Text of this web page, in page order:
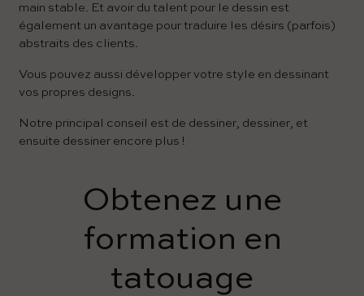
main stable. Et avoir du talent pour le dessin est
également un avantage pour traduire les désirs (parfois)
abstraits des clients.
Vous pouvez aussi développer votre style en dessinant
vos propres designs.
Notre principal conseil est de dessiner, dessiner, et
ensuite dessiner encore plus !
Obtenez une
formation en
tatouage